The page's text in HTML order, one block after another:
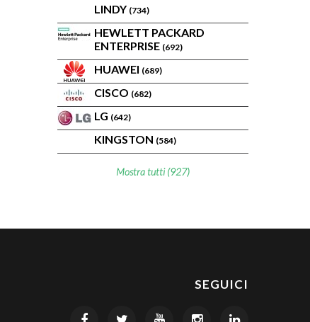
LINDY (734)
HEWLETT PACKARD
ENTERPRISE (692)
HUAWEI (689)
CISCO (682)
LG (642)
KINGSTON (584)
Mostra tutti (927)
SEGUICI